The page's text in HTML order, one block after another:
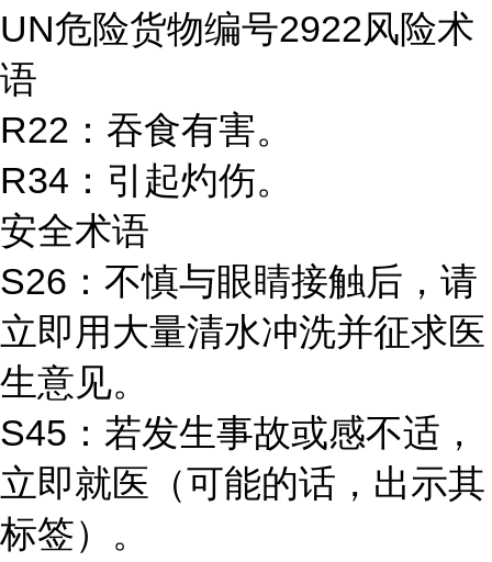
UN危险货物编号2922风险术
语
R22：吞食有害。
R34：引起灼伤。
安全术语
S26：不慎与眼睛接触后，请
立即用大量清水冲洗并征求医
生意见。
S45：若发生事故或感不适，
立即就医（可能的话，出示其
标签）。